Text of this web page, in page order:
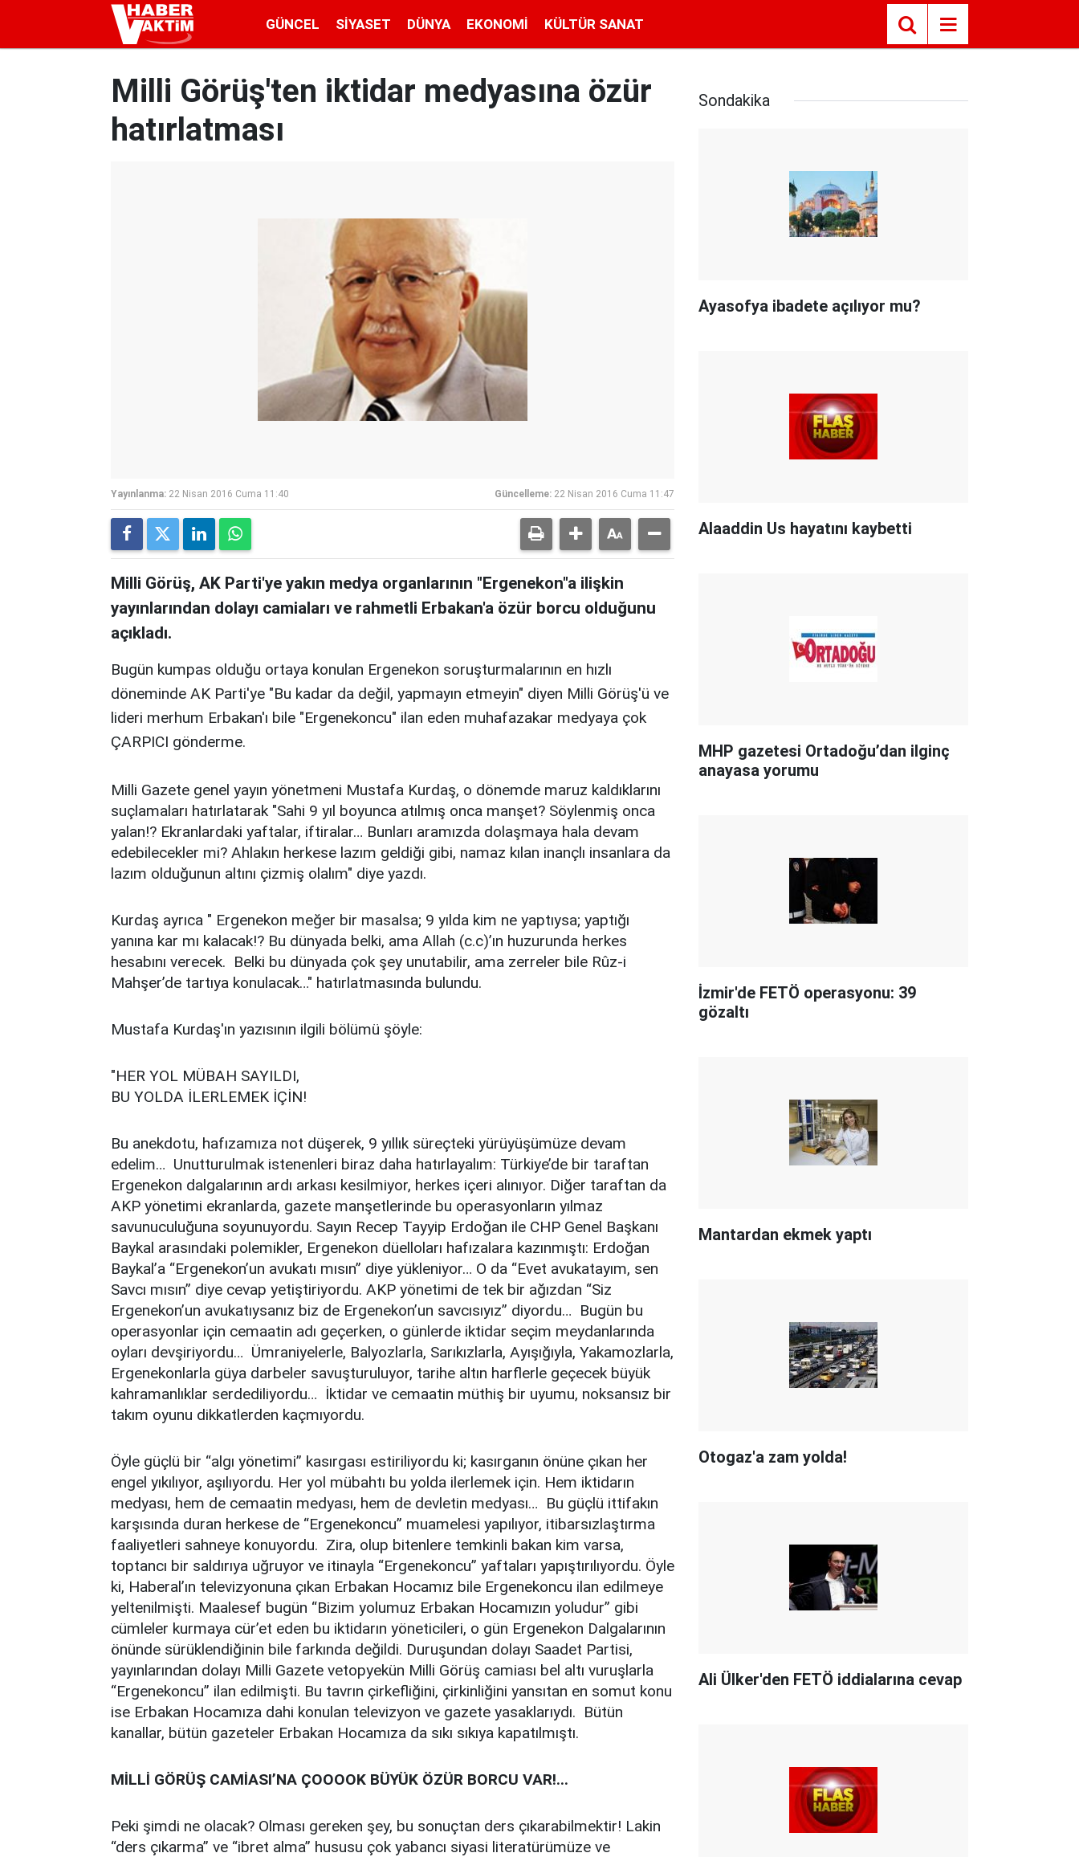
GÜNCEL SIYASET DÜNYA EKONOMI KÜLTÜR SANAT
Milli Görüş'ten iktidar medyasına özür
hatırlatması
Yayınlanma: 22 Nisan 2016 Cuma 11:40 Güncelleme: 22 Nisan 2016 Cuma 11:47
Milli Görüş, AK Parti'ye yakın medya organlarının "Ergenekon"a ilişkin
yayınlarından dolayı camiaları ve rahmetli Erbakan'a özür borcu olduğunu
açıkladı.
Bugün kumpas olduğu ortaya konulan Ergenekon soruşturmalarının en hızlı
döneminde AK Parti'ye "Bu kadar da değil, yapmayın etmeyin" diyen Milli Görüş'ü ve
lideri merhum Erbakan'ı bile "Ergenekoncu" ilan eden muhafazakar medyaya çok
ÇARPICI gönderme.
Milli Gazete genel yayın yönetmeni Mustafa Kurdaş, o dönemde maruz kaldıklarını
suçlamaları hatırlatarak "Sahi 9 yıl boyunca atılmış onca manşet? Söylenmiş onca
yalan!? Ekranlardaki yaftalar, iftiralar… Bunları aramızda dolaşmaya hala devam
edebilecekler mi? Ahlakın herkese lazım geldiği gibi, namaz kılan inançlı insanlara da
lazım olduğunun altını çizmiş olalım" diye yazdı.
Kurdaş ayrıca " Ergenekon meğer bir masalsa; 9 yılda kim ne yaptıysa; yaptığı
yanına kar mı kalacak!? Bu dünyada belki, ama Allah (c.c)’ın huzurunda herkes
hesabını verecek. Belki bu dünyada çok şey unutabilir, ama zerreler bile Rûz-i
Mahşer’de tartıya konulacak…" hatırlatmasında bulundu.
Mustafa Kurdaş'ın yazısının ilgili bölümü şöyle:
"HER YOL MÜBAH SAYILDI,
BU YOLDA İLERLEMEK İÇİN!
Bu anekdotu, hafızamıza not düşerek, 9 yıllık süreçteki yürüyüşümüze devam
edelim… Unutturulmak istenenleri biraz daha hatırlayalım: Türkiye’de bir taraftan
Ergenekon dalgalarının ardı arkası kesilmiyor, herkes içeri alınıyor. Diğer taraftan da
AKP yönetimi ekranlarda, gazete manşetlerinde bu operasyonların yılmaz
savunuculuğuna soyunuyordu. Sayın Recep Tayyip Erdoğan ile CHP Genel Başkanı
Baykal arasındaki polemikler, Ergenekon düelloları hafızalara kazınmıştı: Erdoğan
Baykal’a “Ergenekon’un avukatı mısın” diye yükleniyor… O da “Evet avukatayım, sen
Savcı mısın” diye cevap yetiştiriyordu. AKP yönetimi de tek bir ağızdan “Siz
Ergenekon’un avukatıysanız biz de Ergenekon’un savcısıyız” diyordu… Bugün bu
operasyonlar için cemaatin adı geçerken, o günlerde iktidar seçim meydanlarında
oyları devşiriyordu… Ümraniyelerle, Balyozlarla, Sarıkızlarla, Ayışığıyla, Yakamozlarla,
Ergenekonlarla güya darbeler savuşturuluyor, tarihe altın harflerle geçecek büyük
kahramanlıklar serdediliyordu… İktidar ve cemaatin müthiş bir uyumu, noksansız bir
takım oyunu dikkatlerden kaçmıyordu.
Öyle güçlü bir “algı yönetimi” kasırgası estiriliyordu ki; kasırganın önüne çıkan her
engel yıkılıyor, aşılıyordu. Her yol mübahtı bu yolda ilerlemek için. Hem iktidarın
medyası, hem de cemaatin medyası, hem de devletin medyası… Bu güçlü ittifakın
karşısında duran herkese de “Ergenekoncu” muamelesi yapılıyor, itibarsızlaştırma
faaliyetleri sahneye konuyordu. Zira, olup bitenlere temkinli bakan kim varsa,
toptancı bir saldırıya uğruyor ve itinayla “Ergenekoncu” yaftaları yapıştırılıyordu. Öyle
ki, Haberal’ın televizyonuna çıkan Erbakan Hocamız bile Ergenekoncu ilan edilmeye
yeltenilmişti. Maalesef bugün “Bizim yolumuz Erbakan Hocamızın yoludur” gibi
cümleler kurmaya cür’et eden bu iktidarın yöneticileri, o gün Ergenekon Dalgalarının
önünde sürüklendiğinin bile farkında değildi. Duruşundan dolayı Saadet Partisi,
yayınlarından dolayı Milli Gazete vetopyekün Milli Görüş camiası bel altı vuruşlarla
“Ergenekoncu” ilan edilmişti. Bu tavrın çirkefliğini, çirkinliğini yansıtan en somut konu
ise Erbakan Hocamıza dahi konulan televizyon ve gazete yasaklarıydı. Bütün
kanallar, bütün gazeteler Erbakan Hocamıza da sıkı sıkıya kapatılmıştı.
MİLLİ GÖRÜŞ CAMİASI’NA ÇOOOOK BÜYÜK ÖZÜR BORCU VAR!...
Peki şimdi ne olacak? Olması gereken şey, bu sonuçtan ders çıkarabilmektir! Lakin
“ders çıkarma” ve “ibret alma” hususu çok yabancı siyasi literatürümüze ve
Sondakika
Ayasofya ibadete açılıyor mu?
Alaaddin Us hayatını kaybetti
MHP gazetesi Ortadoğu’dan ilginç
anayasa yorumu
İzmir'de FETÖ operasyonu: 39
gözaltı
Mantardan ekmek yaptı
Otogaz'a zam yolda!
Ali Ülker'den FETÖ iddialarına cevap